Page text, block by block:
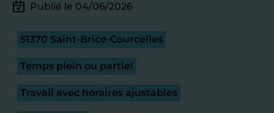
Publié le 04/06/2026
51370 Saint-Brice-Courcelles
Temps plein ou partiel
Travail avec horaires ajustables